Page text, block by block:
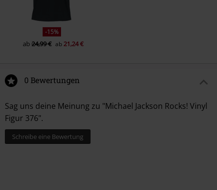
-15%
ab24,99 € ab 21,24 €
0 Bewertungen
Sag uns deine Meinung zu "Michael Jackson Rocks! Vinyl
Figur 376".
Schreibe eine Bewertung